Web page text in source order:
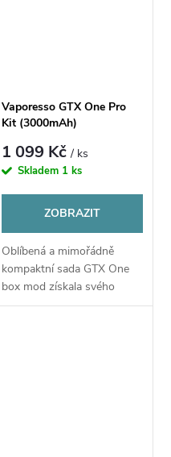
Vaporesso GTX One Pro
Kit (3000mAh)
1 099 Kč/ ks
Skladem 1 ks
ZOBRAZIT
Oblíbená a mimořádně
kompaktní sada GTX One
box mod získala svého
následovníka. Verze Pro